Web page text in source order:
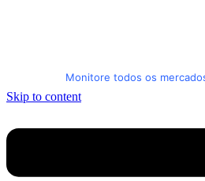
Monitore todos os
Skip to content